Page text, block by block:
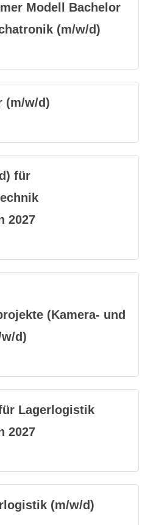
Modell Bachelor
(m/w/d)
(m/w/d)
für
2027
(Kamera- und
d)
Lagerlogistik
2027
(m/w/d)